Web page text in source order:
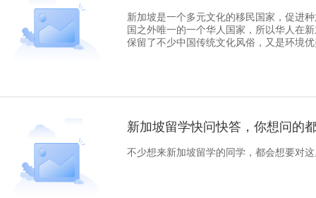
新加坡是一个多元文化的移民国家，促进
国之外唯一的一个华人国家，所以华人在
保留了不少中国传统文化风俗，又是环境
新加坡留学快问快答，你想问的
不少想来新加坡留学的同学，都会想要对